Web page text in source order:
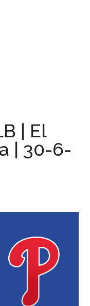
| El
| 30-6-